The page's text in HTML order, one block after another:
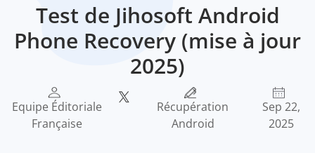
Test de Jihosoft Android
Phone Recovery (mise à jour
2025)
Equipe Éditoriale
Française
Récupération
Android
Sep 22,
2025